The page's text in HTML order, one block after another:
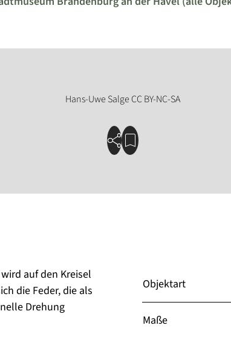
auf den Kreisel
die Feder, die als
Drehung
Objektart
Maße